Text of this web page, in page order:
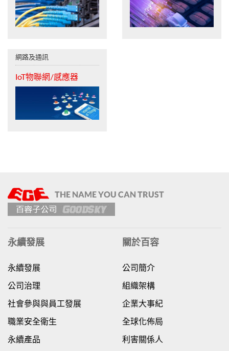
網路及通訊
IoT物聯網/感應器
永續發展
永續發展
公司治理
社會參與與員工發展
職業安全衛生
永續產品
關於百容
公司簡介
組織架構
企業大事紀
全球化佈局
利害關係人